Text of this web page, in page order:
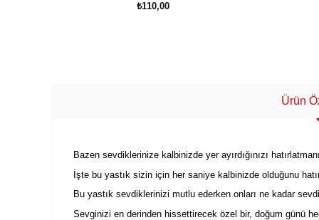
₺110,00
Ürün
Bazen sevdiklerinize kalbinizde yer ayırdığınızı
İşte bu yastık sizin için her saniye kalbinizde olduğunu
Bu yastık sevdiklerinizi mutlu ederken onları ne kadar
Sevginizi en derinden hissettirecek özel bir, doğum günü